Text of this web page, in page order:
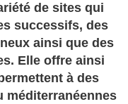
de sites qui
successifs, des
ainsi que des
Elle offre ainsi
à des
méditerranéennes